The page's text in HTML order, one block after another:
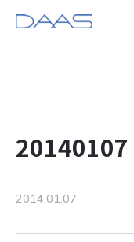
20140107
2014.01.07